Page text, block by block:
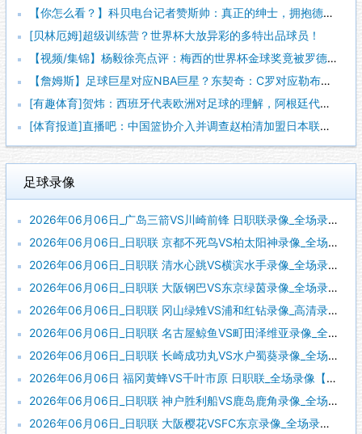
【你怎么看？】科贝电台记者赞斯帅：真正的绅士，拥抱德拉富恩特
[贝林厄姆]超级训练营？世界杯大放异彩的多特出品球员！
【视频/集锦】杨毅徐亮点评：梅西的世界杯金球奖竟被罗德里“抢
【詹姆斯】足球巨星对应NBA巨星？东契奇：C罗对应勒布朗，梅
[有趣体育]贺炜：西班牙代表欧洲对足球的理解，阿根廷代表南美
[体育报道]直播吧：中国篮协介入并调查赵柏清加盟日本联赛一事
足球录像
2026年06月06日_广岛三箭VS川崎前锋 日职联录像_全场录像【高清回放】
2026年06月06日_日职联 京都不死鸟VS柏太阳神录像_全场录像【高清回放】
2026年06月06日_日职联 清水心跳VS横滨水手录像_全场录像【高清回放】
2026年06月06日_日职联 大阪钢巴VS东京绿茵录像_全场录像【全场回放】
2026年06月06日_日职联 冈山绿雉VS浦和红钻录像_高清录像【全场回放】
2026年06月06日_日职联 名古屋鲸鱼VS町田泽维亚录像_全场录像【视频集锦】
2026年06月06日_日职联 长崎成功丸VS水户蜀葵录像_全场录像【高清回放】
2026年06月06日 福冈黄蜂VS千叶市原 日职联_全场录像【视频集锦】
2026年06月06日_日职联 神户胜利船VS鹿岛鹿角录像_全场录像【高清回放】
2026年06月06日_日职联 大阪樱花VSFC东京录像_全场录像【全场回放】